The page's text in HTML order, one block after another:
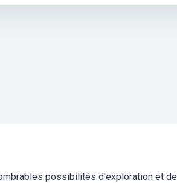
possibilités d'exploration et de